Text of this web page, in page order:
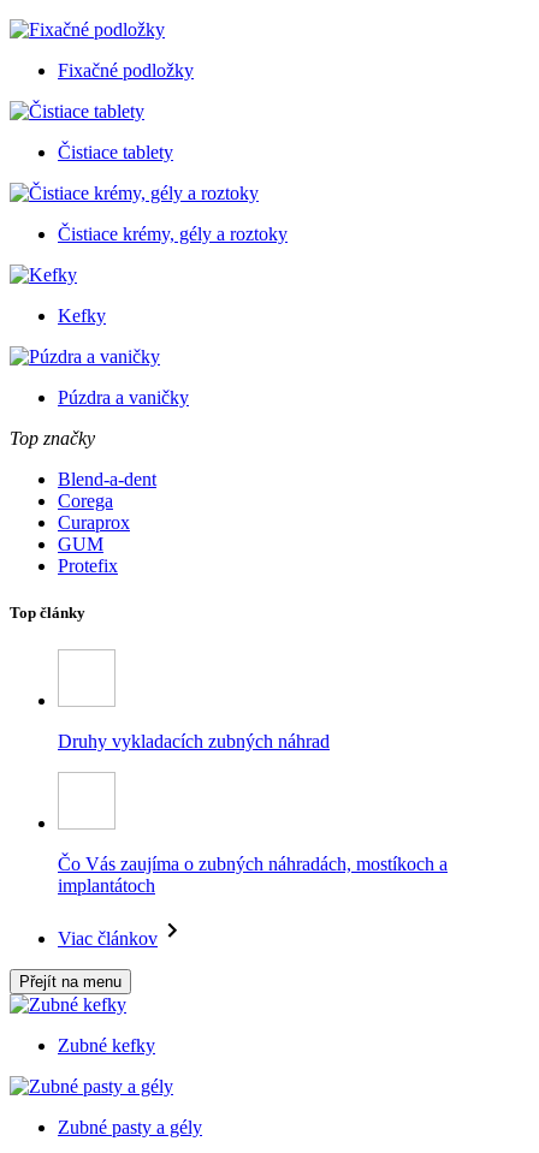
Fixačné podložky
Čistiace tablety
Čistiace krémy, gély a roztoky
Kefky
Púzdra a vaničky
Top značky
Blend-a-dent
Corega
Curaprox
GUM
Protefix
Top články
Druhy vykladacích zubných náhrad
Čo Vás zaujíma o zubných náhradách, mostíkoch a
implantátoch
Viac článkov
Přejít na menu
Zubné kefky
Zubné pasty a gély